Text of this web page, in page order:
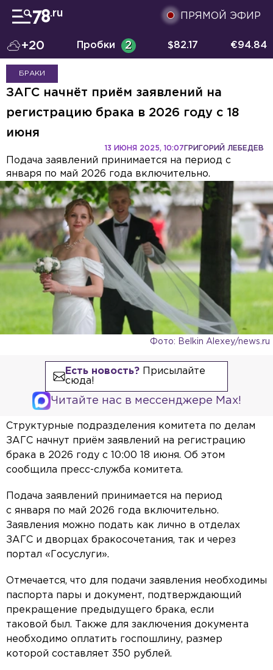
ПРЯМОЙ ЭФИР
+20 Пробки 2 $82.17 €94.84
БРАКИ
ЗАГС начнёт приём заявлений на
регистрацию брака в 2026 году с 18
июня
ГРИГОРИЙ ЛЕБЕДЕВ
13 ИЮНЯ 2025, 10:07
Подача заявлений принимается на период с
января по май 2026 года включительно.
Фото: Belkin Alexey/news.ru
Есть новость?Присылайте
сюда!
Читайте нас в мессенджере Max!
Структурные подразделения комитета по делам
ЗАГС начнут приём заявлений на регистрацию
брака в 2026 году с 10:00 18 июня. Об этом
сообщила пресс-служба комитета.
Подача заявлений принимается на период
с января по май 2026 года включительно.
Заявления можно подать как лично в отделах
ЗАГС и дворцах бракосочетания, так и через
портал «Госуслуги».
Отмечается, что для подачи заявления необходимы
паспорта пары и документ, подтверждающий
прекращение предыдущего брака, если
таковой был. Также для заключения документа
необходимо оплатить госпошлину, размер
которой составляет 350 рублей.